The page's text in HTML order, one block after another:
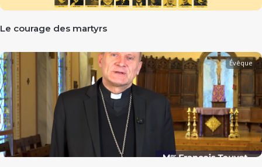
Le courage des martyrs
Évêque